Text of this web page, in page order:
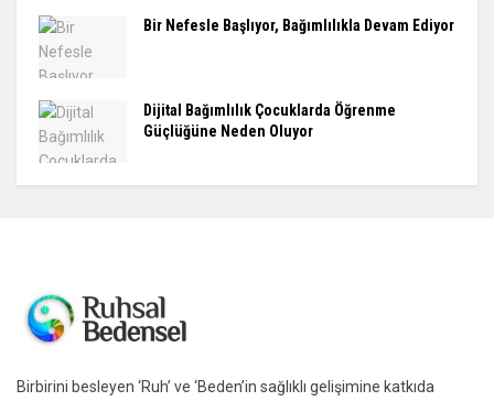
Bir Nefesle Başlıyor, Bağımlılıkla Devam Ediyor
Dijital Bağımlılık Çocuklarda Öğrenme
Güçlüğüne Neden Oluyor
Birbirini besleyen ‘Ruh’ ve ‘Beden’in sağlıklı gelişimine katkıda